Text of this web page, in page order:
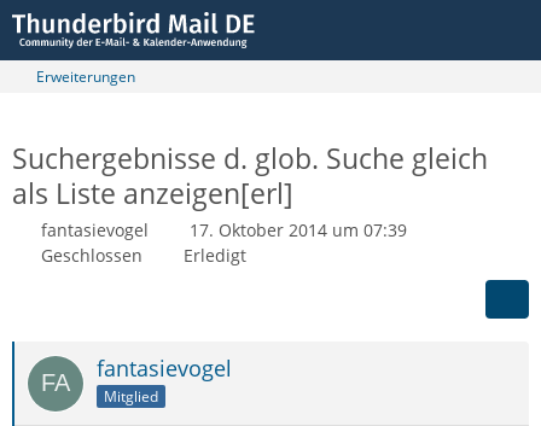
Erweiterungen
Suchergebnisse d. glob. Suche gleich
als Liste anzeigen[erl]
fantasievogel
17. Oktober 2014 um 07:39
Geschlossen
Erledigt
fantasievogel
Mitglied